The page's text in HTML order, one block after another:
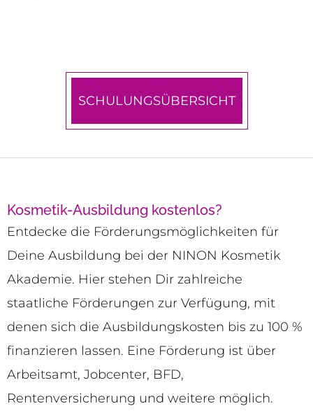
SCHULUNGSÜBERSICHT
Kosmetik-Ausbildung kostenlos?
Entdecke die Förderungsmöglichkeiten für
Deine Ausbildung bei der NINON Kosmetik
Akademie. Hier stehen Dir zahlreiche
staatliche Förderungen zur Verfügung, mit
denen sich die Ausbildungskosten bis zu 100 %
finanzieren lassen. Eine Förderung ist über
Arbeitsamt, Jobcenter, BFD,
Rentenversicherung und weitere möglich.